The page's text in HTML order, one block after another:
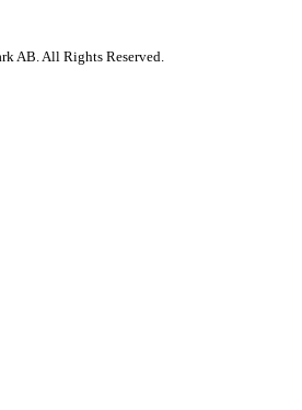
AB. All Rights Reserved.